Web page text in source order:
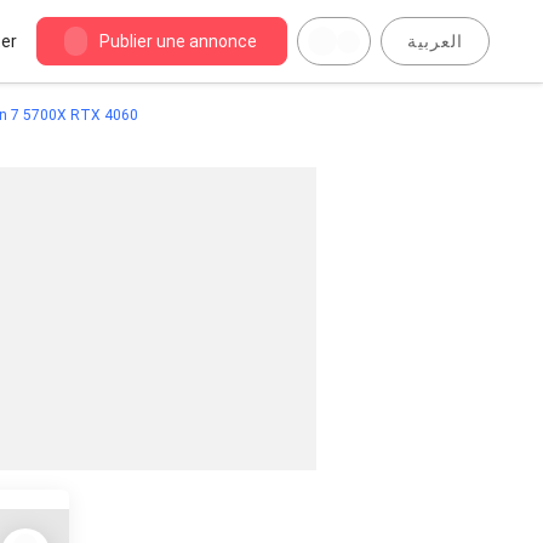
Publier une annonce العربية
7 5700X RTX 4060